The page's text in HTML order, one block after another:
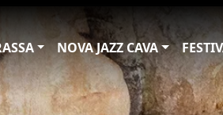
NOVA JAZZ CAVA